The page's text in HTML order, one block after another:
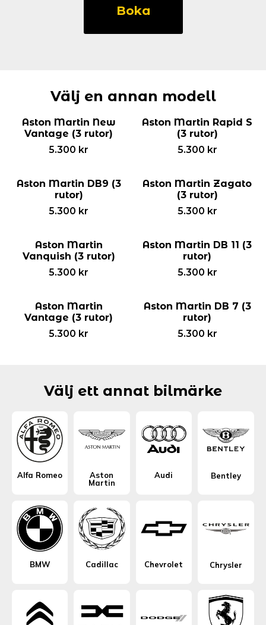
(3
Boka
Välj en annan modell
Aston Martin New
Vantage (3 rutor)
5.300 kr
Aston Martin Rapid S
(3 rutor)
5.300 kr
Aston Martin DB9 (3
rutor)
5.300 kr
Aston Martin Zagato
(3 rutor)
5.300 kr
Aston Martin
Vanquish (3 rutor)
5.300 kr
Aston Martin DB 11 (3
rutor)
5.300 kr
Aston Martin
Vantage (3 rutor)
5.300 kr
Aston Martin DB 7 (3
rutor)
5.300 kr
Välj ett annat bilmärke
Alfa Romeo
Aston
Martin
Audi Bentley
BMW Cadillac Chevrolet Chrysler